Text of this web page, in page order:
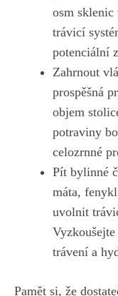
osm sklenic
trávicí
potenciální
Zahrnout
prospěšná
objem
potraviny
celozrnné
Pít bylinné
máta,
uvolnit
trávení a
Pamět si, že